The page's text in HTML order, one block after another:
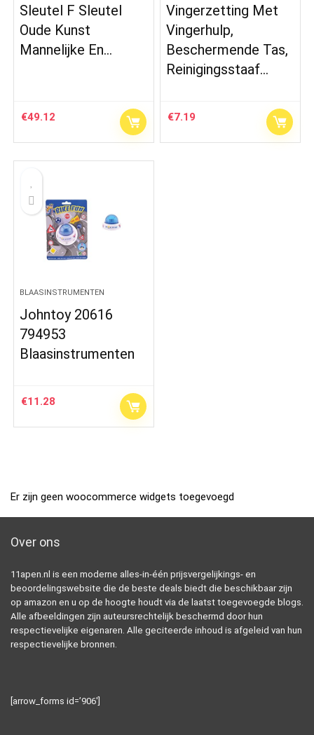
Sleutel F Sleutel
Oude Kunst
Mannelijke En…
€49.12
Vingerzetting Met
Vingerhulp,
Beschermende Tas,
Reinigingsstaaf…
€7.19
BLAASINSTRUMENTEN
Johntoy 20616
794953
Blaasinstrumenten
€11.28
Er zijn geen woocommerce widgets toegevoegd
Over ons
11apen.nl is een moderne alles-in-één prijsvergelijkings- en
beoordelingswebsite die de beste deals biedt die beschikbaar zijn
op amazon en u op de hoogte houdt via de laatst toegevoegde blogs.
Alle afbeeldingen zijn auteursrechtelijk beschermd door hun
respectievelijke eigenaren. Alle geciteerde inhoud is afgeleid van hun
respectievelijke bronnen.
[arrow_forms id=’906′]